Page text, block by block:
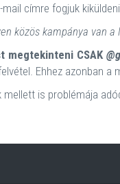
címre fogjuk kiküldeni.
közös kampánya van
megtekinteni CSAK
Ehhez azonban a
mellett is problémája